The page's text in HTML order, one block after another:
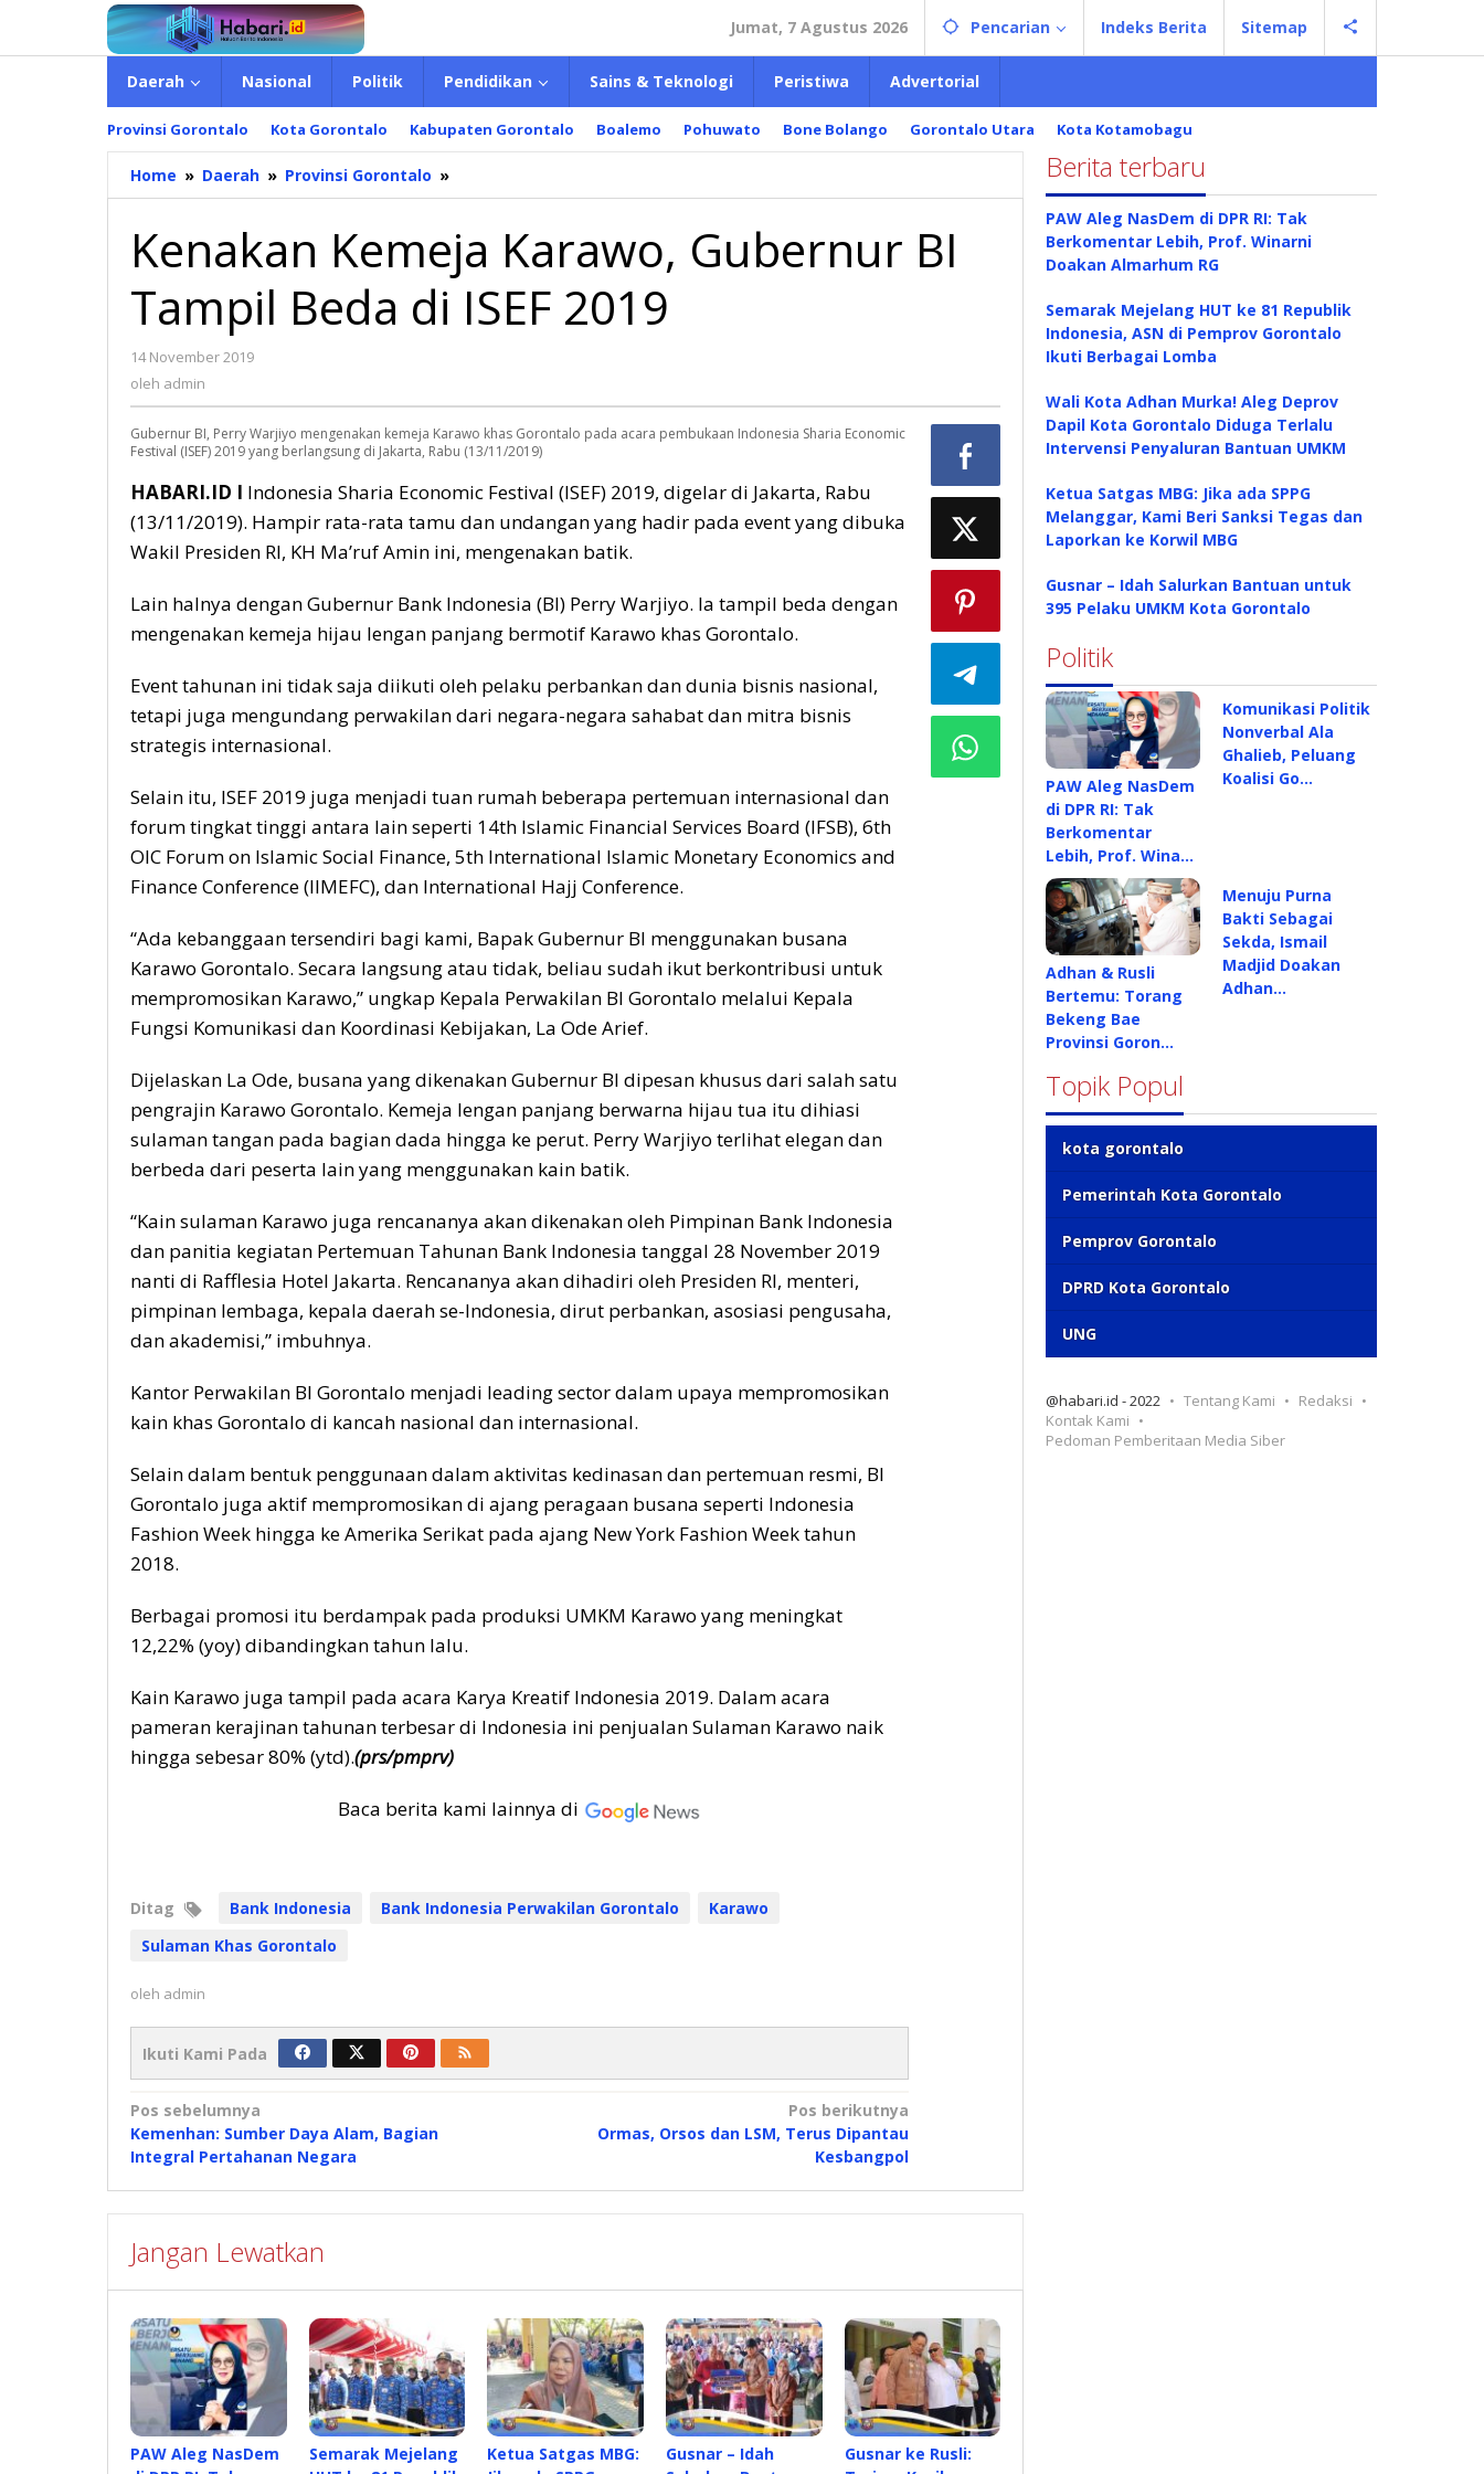
konten
Jumat, 7 Agustus 2026 Pencarian Indeks Berita Sitemap
Daerah Nasional Politik Pendidikan Sains & Teknologi Peristiwa Advertorial
Provinsi Gorontalo Kota Gorontalo Kabupaten Gorontalo Boalemo Pohuwato Bone Bolango Gorontalo Utara Kota Kotamobagu
Home » Daerah » Provinsi Gorontalo »
Kemeja
Gubernur
BI
Tampil
Beda
Kenakan Kemeja Karawo, Gubernur BI
Tampil Beda di ISEF 2019
14 November 2019
oleh admin
Gubernur BI, Perry Warjiyo mengenakan kemeja Karawo khas Gorontalo pada acara pembukaan Indonesia Sharia Economic
Festival (ISEF) 2019 yang berlangsung di Jakarta, Rabu (13/11/2019)
HABARI.ID I Indonesia Sharia Economic Festival (ISEF) 2019, digelar di Jakarta, Rabu
(13/11/2019). Hampir rata-rata tamu dan undangan yang hadir pada event yang dibuka
Wakil Presiden RI, KH Ma’ruf Amin ini, mengenakan batik.
Lain halnya dengan Gubernur Bank Indonesia (BI) Perry Warjiyo. Ia tampil beda dengan
mengenakan kemeja hijau lengan panjang bermotif Karawo khas Gorontalo.
Event tahunan ini tidak saja diikuti oleh pelaku perbankan dan dunia bisnis nasional,
tetapi juga mengundang perwakilan dari negara-negara sahabat dan mitra bisnis
strategis internasional.
Selain itu, ISEF 2019 juga menjadi tuan rumah beberapa pertemuan internasional dan
forum tingkat tinggi antara lain seperti 14th Islamic Financial Services Board (IFSB), 6th
OIC Forum on Islamic Social Finance, 5th International Islamic Monetary Economics and
Finance Conference (IIMEFC), dan International Hajj Conference.
“Ada kebanggaan tersendiri bagi kami, Bapak Gubernur BI menggunakan busana
Karawo Gorontalo. Secara langsung atau tidak, beliau sudah ikut berkontribusi untuk
mempromosikan Karawo,” ungkap Kepala Perwakilan BI Gorontalo melalui Kepala
Fungsi Komunikasi dan Koordinasi Kebijakan, La Ode Arief.
Dijelaskan La Ode, busana yang dikenakan Gubernur BI dipesan khusus dari salah satu
pengrajin Karawo Gorontalo. Kemeja lengan panjang berwarna hijau tua itu dihiasi
sulaman tangan pada bagian dada hingga ke perut. Perry Warjiyo terlihat elegan dan
berbeda dari peserta lain yang menggunakan kain batik.
“Kain sulaman Karawo juga rencananya akan dikenakan oleh Pimpinan Bank Indonesia
dan panitia kegiatan Pertemuan Tahunan Bank Indonesia tanggal 28 November 2019
nanti di Rafflesia Hotel Jakarta. Rencananya akan dihadiri oleh Presiden RI, menteri,
pimpinan lembaga, kepala daerah se-Indonesia, dirut perbankan, asosiasi pengusaha,
dan akademisi,” imbuhnya.
Kantor Perwakilan BI Gorontalo menjadi leading sector dalam upaya mempromosikan
kain khas Gorontalo di kancah nasional dan internasional.
Selain dalam bentuk penggunaan dalam aktivitas kedinasan dan pertemuan resmi, BI
Gorontalo juga aktif mempromosikan di ajang peragaan busana seperti Indonesia
Fashion Week hingga ke Amerika Serikat pada ajang New York Fashion Week tahun
2018.
Berbagai promosi itu berdampak pada produksi UMKM Karawo yang meningkat
12,22% (yoy) dibandingkan tahun lalu.
Kain Karawo juga tampil pada acara Karya Kreatif Indonesia 2019. Dalam acara
pameran kerajinan tahunan terbesar di Indonesia ini penjualan Sulaman Karawo naik
hingga sebesar 80% (ytd).(prs/pmprv)
Baca berita kami lainnya di
Ditag Bank Indonesia Bank Indonesia Perwakilan Gorontalo
Karawo
Sulaman Khas Gorontalo
oleh admin
Ikuti Kami Pada
Navigasi
pos
Pos sebelumnya
Kemenhan: Sumber Daya Alam, Bagian
Integral Pertahanan Negara
Pos berikutnya
Ormas, Orsos dan LSM, Terus Dipantau
Kesbangpol
Jangan Lewatkan
PAW Aleg NasDem
Semarak Mejelang
Ketua Satgas MBG:
Gusnar – Idah
Gusnar ke Rusli:
Berita terbaru
PAW Aleg NasDem di DPR RI: Tak
Berkomentar Lebih, Prof. Winarni
Doakan Almarhum RG
Semarak Mejelang HUT ke 81 Republik
Indonesia, ASN di Pemprov Gorontalo
Ikuti Berbagai Lomba
Wali Kota Adhan Murka! Aleg Deprov
Dapil Kota Gorontalo Diduga Terlalu
Intervensi Penyaluran Bantuan UMKM
Ketua Satgas MBG: Jika ada SPPG
Melanggar, Kami Beri Sanksi Tegas dan
Laporkan ke Korwil MBG
Gusnar – Idah Salurkan Bantuan untuk
395 Pelaku UMKM Kota Gorontalo
Politik
PAW Aleg NasDem
di DPR RI: Tak
Berkomentar
Lebih, Prof. Wina…
Komunikasi Politik
Nonverbal Ala
Ghalieb, Peluang
Koalisi Go…
Adhan & Rusli
Bertemu: Torang
Bekeng Bae
Provinsi Goron…
Menuju Purna
Bakti Sebagai
Sekda, Ismail
Madjid Doakan
Adhan…
Topik Popul
kota gorontalo
Pemerintah Kota Gorontalo
Pemprov Gorontalo
DPRD Kota Gorontalo
UNG
@habari.id - 2022 Tentang Kami
Redaksi
Kontak Kami
Pedoman Pemberitaan Media Siber